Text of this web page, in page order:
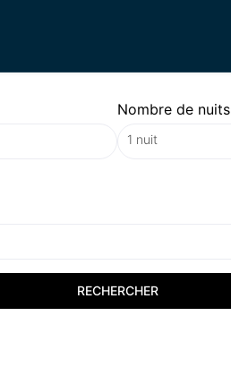
Nombre de nuits